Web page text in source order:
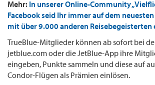
Mehr: In unserer Online-Community
Facebook seid Ihr immer auf dem
mit über 9.000 anderen
TrueBlue-Mitglieder können ab sofort bei
jetblue.com oder die JetBlue-App ihre
eingeben, Punkte sammeln und diese auf
Condor-Flügen als Prämien einlösen.